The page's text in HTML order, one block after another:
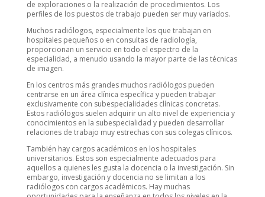
de exploraciones o la realización de procedimientos. Los
perfiles de los puestos de trabajo pueden ser muy variados.
Muchos radiólogos, especialmente los que trabajan en
hospitales pequeños o en consultas de radiología,
proporcionan un servicio en todo el espectro de la
especialidad, a menudo usando la mayor parte de las técnicas
de imagen.
En los centros más grandes muchos radiólogos pueden
centrarse en un área clínica específica y pueden trabajar
exclusivamente con subespecialidades clínicas concretas.
Estos radiólogos suelen adquirir un alto nivel de experiencia y
conocimientos en la subespecialidad y pueden desarrollar
relaciones de trabajo muy estrechas con sus colegas clínicos.
También hay cargos académicos en los hospitales
universitarios. Estos son especialmente adecuados para
aquellos a quienes les gusta la docencia o la investigación. Sin
embargo, investigación y docencia no se limitan a los
radiólogos con cargos académicos. Hay muchas